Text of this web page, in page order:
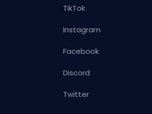
TikTok
Instagram
Facebook
Discord
Twitter